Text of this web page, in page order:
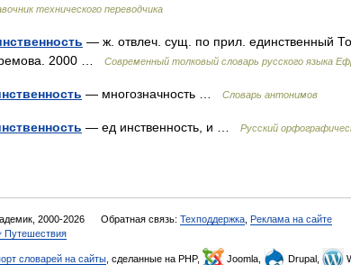
технического переводчика
— ж. отвлеч. сущ. по прил. единственный
2000 …
Современный толковый словарь русского языка
— многозначность … Словарь антонимов
— ед инственность, и … Русский
2000-2026 Обратная связь: Техподдержка Реклама на сайте
Путешествия
словарей на сайты , сделанные на PHP, Joomla, Drupal,